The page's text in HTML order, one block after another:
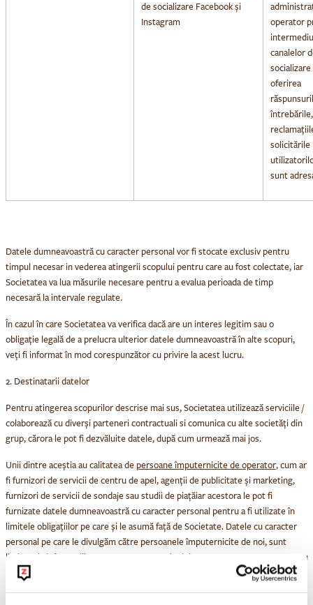
de socializare Facebook și
Instagram
operator
canalelor
socializare
oferirea
întrebările,
solicitările
sunt
Datele dumneavoastră cu caracter personal vor fi stocate exclusiv pentru
timpul necesar in vederea atingerii scopului pentru care au fost colectate, iar
Societatea va lua măsurile necesare pentru a evalua perioada de timp
necesară la intervale regulate.
În cazul în care Societatea va verifica dacă are un interes legitim sau o
obligație legală de a prelucra ulterior datele dumneavoastră în alte scopuri,
veți fi informat în mod corespunzător cu privire la acest lucru.
2. Destinatarii datelor
Pentru atingerea scopurilor descrise mai sus, Societatea utilizează serviciile /
colaborează cu diverși parteneri contractuali si comunica cu alte societăți din
grup, cărora le pot fi dezvăluite datele, după cum urmează mai jos.
Unii dintre aceștia au calitatea de persoane împuternicite de operator, cum ar
fi furnizori de servicii de centru de apel, agenții de publicitate și marketing,
furnizori de servicii de sondaje sau studii de piațăiar acestora le pot fi
furnizate datele dumneavoastră cu caracter personal pentru a fi utilizate în
limitele obligațiilor pe care și le asumă față de Societate. Datele cu caracter
personal pe care le divulgăm către persoanele împuternicite de noi, sunt
limitate la informațiile cu caracter personal minime care sunt necesare pentru
prestarea respectivelor servicii și le solicităm acestora să nu utilizeze datele